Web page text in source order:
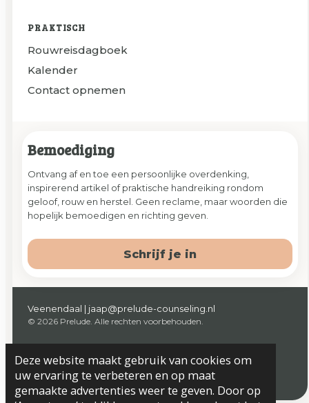
Deze website maakt gebruik van cookies om
uw ervaring te verbeteren en op maat
gemaakte advertenties weer te geven. Door op
PRAKTISCH
Rouwreisdagboek
Kalender
Contact opnemen
Bemoediging
Ontvang af en toe een persoonlijke overdenking,
inspirerend artikel of praktische handreiking rondom
geloof, rouw en herstel. Geen reclame, maar woorden die
hopelijk bemoedigen en richting geven.
Schrijf je in
Veenendaal | jaap@prelude-counseling.nl
© 2026 Prelude. Alle rechten voorbehouden.
Algemene voorwaardenPrivacyverklaring & Disclaimer